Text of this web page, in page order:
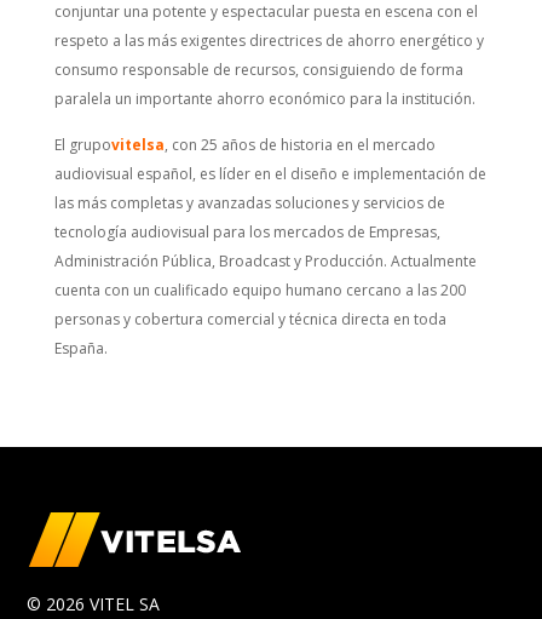
conjuntar una potente y espectacular puesta en escena con el
respeto a las más exigentes directrices de ahorro energético y
consumo responsable de recursos, consiguiendo de forma
paralela un importante ahorro económico para la institución.
El grupovitelsa, con 25 años de historia en el mercado
audiovisual español, es líder en el diseño e implementación de
las más completas y avanzadas soluciones y servicios de
tecnología audiovisual para los mercados de Empresas,
Administración Pública, Broadcast y Producción. Actualmente
cuenta con un cualificado equipo humano cercano a las 200
personas y cobertura comercial y técnica directa en toda
España.
© 2026 VITEL SA